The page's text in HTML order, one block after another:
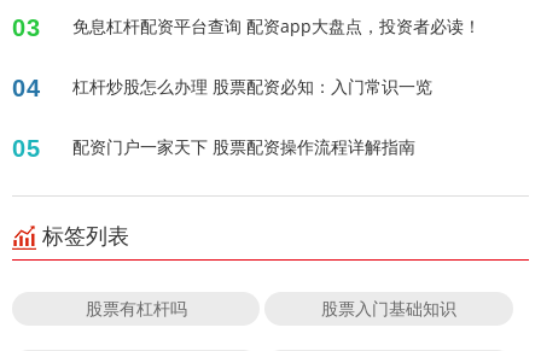
03 免息杠杆配资平台查询 配资app大盘点，投资者必读！
04 杠杆炒股怎么办理 股票配资必知：入门常识一览
05 配资门户一家天下 股票配资操作流程详解指南
标签列表
股票有杠杆吗 股票入门基础知识